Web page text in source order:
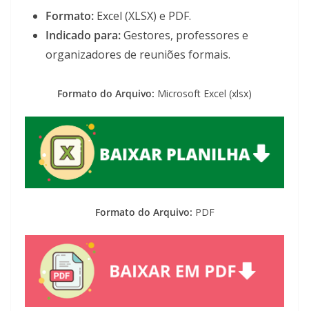
Formato: Excel (XLSX) e PDF.
Indicado para:Gestores, professores e
organizadores de reuniões formais.
Formato do Arquivo: Microsoft Excel (xlsx)
Formato do Arquivo: PDF